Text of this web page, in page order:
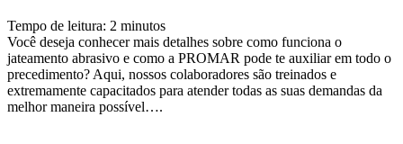
Tempo de leitura: 2 minutos
Você deseja conhecer mais detalhes sobre como funciona o
jateamento abrasivo e como a PROMAR pode te auxiliar em todo o
precedimento? Aqui, nossos colaboradores são treinados e
extremamente capacitados para atender todas as suas demandas da
melhor maneira possível….